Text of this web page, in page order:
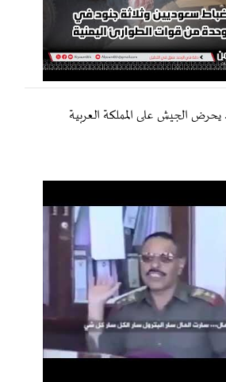
الجيش على المملكة العربية